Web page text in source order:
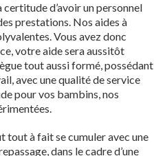
d’avoir un personnel
prestations. Nos aides à
Vous avez donc
votre aide sera aussitôt
tout aussi formé, possédant
avec une qualité de service
pour vos bambins, nos
tout à fait se cumuler avec une
dans le cadre d’une